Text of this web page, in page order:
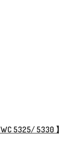
5325/ 5330 】